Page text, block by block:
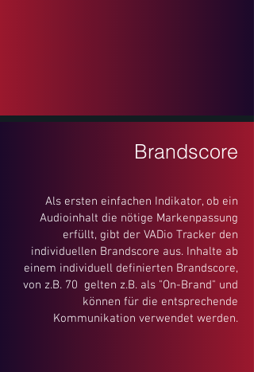
Brandscore
Als ersten einfachen Indikator, ob ein
Audioinhalt die nötige Markenpassung
erfüllt, gibt der VADio Tracker den
individuellen Brandscore aus. Inhalte ab
einem individuell definierten Brandscore,
von z.B. 70 gelten z.B. als "On-Brand" und
können für die entsprechende
Kommunikation verwendet werden.